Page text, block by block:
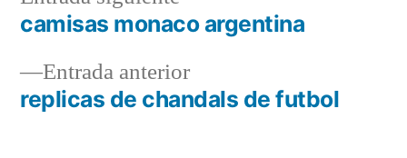
Navegación
de
entradas
Entrada anteriorEntrada
anterior:
replicas de chandals de futbol
siguiente:
camisas monaco argentina